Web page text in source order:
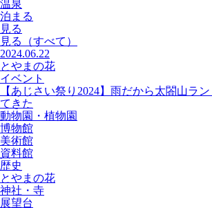
温泉
泊まる
見る
見る
（すべて）
2024.06.22
とやまの花
イベント
【あじさい祭り2024】雨だから太閤山ラ
てきた
動物園・植物園
博物館
美術館
資料館
歴史
とやまの花
神社・寺
展望台